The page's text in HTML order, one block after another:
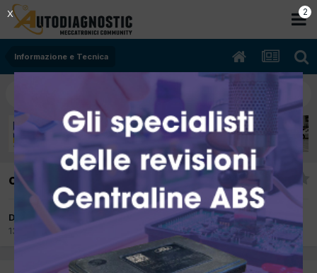
Informazione e Tecnica
candelette inferiori a 12Volt
Da ceccolino
13 Aprile 2012
Informazione e Tecnica
2
X